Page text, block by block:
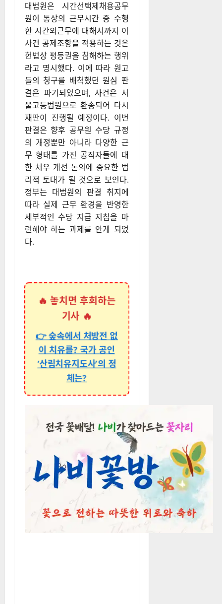
대법원은 시간선택제채용공무
원이 통상의 근무시간 중 수행
한 시간외근무에 대해서까지 이
사건 공제조항을 적용하는 것은
헌법상 평등권을 침해하는 행위
라고 명시했다. 이에 따라 원고
들의 청구를 배척했던 원심 판
결은 파기되었으며, 사건은 서
울고등법원으로 환송되어 다시
재판이 진행될 예정이다. 이번
판결은 향후 공무원 수당 규정
의 개정뿐만 아니라 다양한 근
무 형태를 가진 공직자들에 대
한 처우 개선 논의에 중요한 법
리적 토대가 될 것으로 보인다.
정부는 대법원의 판결 취지에
따라 실제 근무 환경을 반영한
세부적인 수당 지급 지침을 마
련해야 하는 과제를 안게 되었
다.
🔥 놓치면 후회하는
기사 🔥
👉 숲속에서 처방전 없
이 치유를? 국가 공인
‘산림치유지도사’의 정
체는?